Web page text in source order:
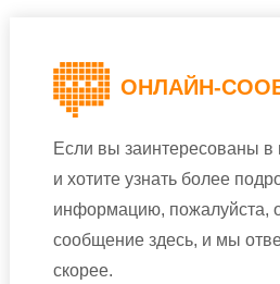
ОНЛАЙН-
Если вы заинтересованы в
и хотите узнать более
информацию, пожалуйста,
сообщение здесь, и мы
скорее.